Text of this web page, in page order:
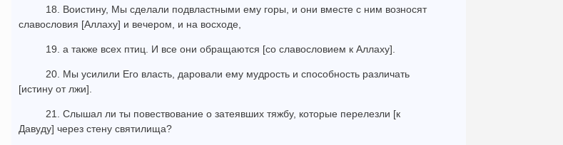
18. Воистину, Мы сделали подвластными ему горы, и они вместе с ним возносят
славословия [Аллаху] и вечером, и на восходе,
19. а также всех птиц. И все они обращаются [со славословием к Аллаху].
20. Мы усилили Его власть, даровали ему мудрость и способность различать
[истину от лжи].
21. Слышал ли ты повествование о затеявших тяжбу, которые перелезли [к
Давуду] через стену святилища?